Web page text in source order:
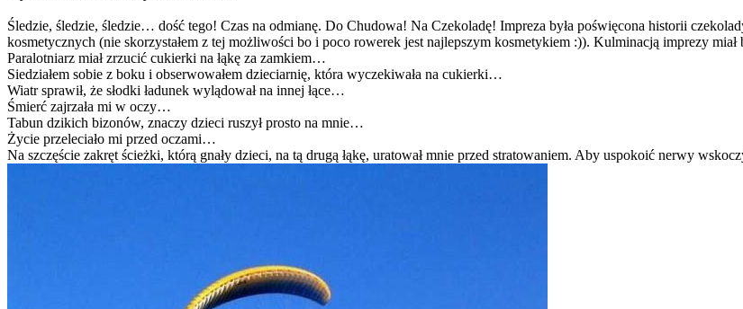
Śledzie, śledzie, śledzie… dość tego! Czas na odmianę. Do Chudowa! Na Czekoladę! Impreza była poświęcona historii
kosmetycznych (nie skorzystałem z tej możliwości bo i poco rowerek jest najlepszym kosmetykiem :)). Kulminacją imprezy miał
Paralotniarz miał zrzucić cukierki na łąkę za zamkiem…
Siedziałem sobie z boku i obserwowałem dzieciarnię, która wyczekiwała na cukierki…
Wiatr sprawił, że słodki ładunek wylądował na innej łące…
Śmierć zajrzała mi w oczy…
Tabun dzikich bizonów, znaczy dzieci ruszył prosto na mnie…
Życie przeleciało mi przed oczami…
Na szczęście zakręt ścieżki, którą gnały dzieci, na tą drugą łąkę, uratował mnie przed stratowaniem. Aby uspokoić nerwy